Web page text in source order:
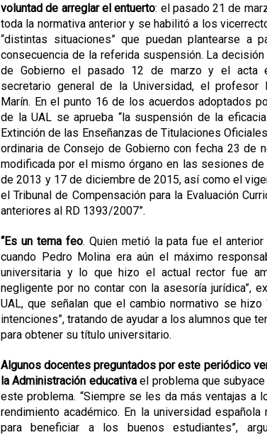
voluntad de arreglar el entuerto: el pasado 21 de
toda la normativa anterior y se habilitó a los
“distintas situaciones” que puedan plantearse a
consecuencia de la referida suspensión. La
de Gobierno el pasado 12 de marzo y el acta
secretario general de la Universidad, el profesor
Marín. En el punto 16 de los acuerdos adoptados
de la UAL se aprueba “la suspensión de la
Extinción de las Enseñanzas de Titulaciones
ordinaria de Consejo de Gobierno con fecha 23 de
modificada por el mismo órgano en las sesiones
de 2013 y 17 de diciembre de 2015, así como el
el Tribunal de Compensación para la Evaluación
anteriores al RD 1393/2007”.
“Es un tema feo. Quien metió la pata fue el
cuando Pedro Molina era aún el máximo
universitaria y lo que hizo el actual rector fue
negligente por no contar con la asesoría jurídica”,
UAL, que señalan que el cambio normativo se hizo
intenciones”, tratando de ayudar a los alumnos que
para obtener su título universitario.
Algunos docentes preguntados por este periódico
la Administración educativael problema que
este problema. “Siempre se les da más ventajas a
rendimiento académico. En la universidad española
para beneficiar a los buenos estudiantes”,